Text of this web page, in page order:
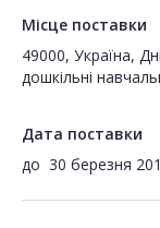
Місце поставки
49000, Україна,
дошкільні
Дата поставки
до 30 березня